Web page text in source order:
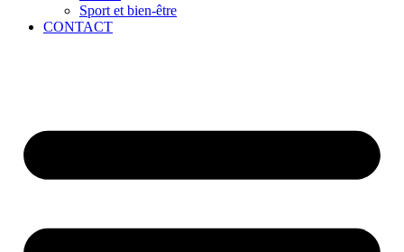
Sport et bien-être
CONTACT